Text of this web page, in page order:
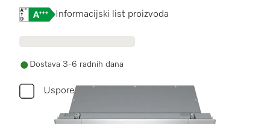
Online Label Flag, Energetska naljepnica
Informacijski list proizvoda
Dostava 3-6 radnih dana
Usporediti